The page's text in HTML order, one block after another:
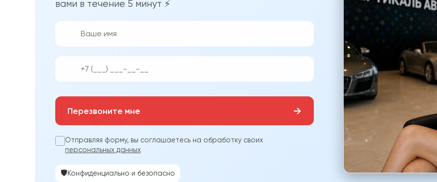
вами в течение 5 минут ⚡
Перезвоните мне →
Отправляя форму, вы соглашаетесь на обработку своих
персональных данных
🛡️Конфиденциально и безопасно